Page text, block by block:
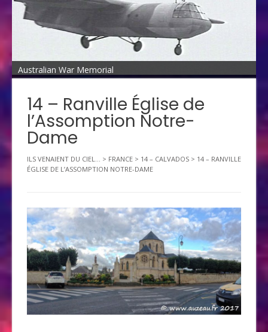
Australian War Memorial
14 – Ranville Église de
l’Assomption Notre-
Dame
ILS VENAIENT DU CIEL... > FRANCE > 14 – CALVADOS > 14 – RANVILLE
ÉGLISE DE L’ASSOMPTION NOTRE-DAME